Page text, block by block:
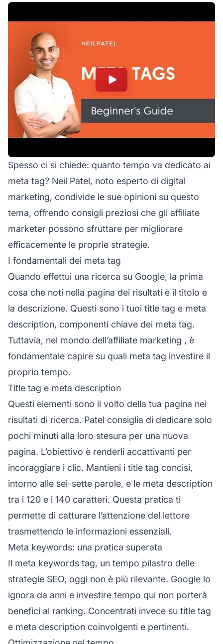
Spesso ci si chiede: quanto tempo va dedicato ai
meta tag? Neil Patel, noto esperto di digital
marketing, condivide le sue opinioni su questo
tema, offrendo consigli preziosi che gli affiliate
marketer possono sfruttare per migliorare
efficacemente le proprie strategie.
I fondamentali dei meta tag
Quando effettui una ricerca su Google, la prima
cosa che noti nella pagina dei risultati è il titolo e
la descrizione. Questi sono i tuoi title tag e meta
description, componenti chiave dei meta tag.
Tuttavia, nel mondo dell’affiliate marketing , è
fondamentale capire su quali meta tag investire il
proprio tempo.
Title tag e meta description
Questi elementi sono il volto della tua pagina nei
risultati di ricerca. Patel consiglia di dedicare solo
pochi minuti alla loro stesura per una nuova
pagina. L’obiettivo è renderli accattivanti per
incoraggiare i clic. Mantieni i title tag concisi,
intorno alle sei-sette parole, e le meta description
tra i 120 e i 140 caratteri. Questa pratica ti
permette di catturare l’attenzione del lettore
trasmettendo le informazioni essenziali.
Meta keywords: una pratica superata
Il meta keywords tag, un tempo pilastro delle
strategie SEO, oggi non è più rilevante. Google lo
ignora da anni e investire tempo qui non porterà
benefici al ranking. Concentrati invece su title tag
e meta description coinvolgenti e pertinenti.